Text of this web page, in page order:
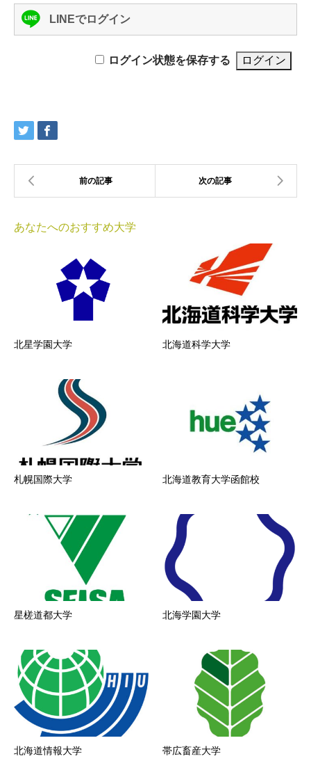
LINEでログイン
ログイン状態を保存する
あなたへのおすすめ大学
北星学園大学 北海道科学大学
札幌国際大学 北海道教育大学函館校
星槎道都大学 北海学園大学
北海道情報大学 帯広畜産大学